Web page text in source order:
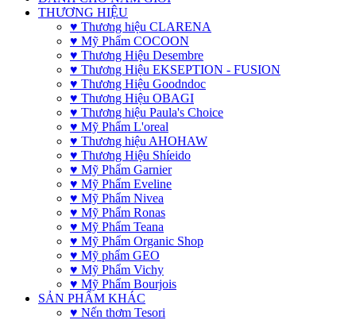
THƯƠNG HIỆU
♥ Thương hiệu CLARENA
♥ Mỹ Phẩm COCOON
♥ Thương Hiệu Desembre
♥ Thương Hiệu EKSEPTION - FUSION
♥ Thương Hiệu Goodndoc
♥ Thương Hiệu OBAGI
♥ Thương hiệu Paula's Choice
♥ Mỹ Phẩm L'oreal
♥ Thương hiệu AHOHAW
♥ Thương Hiệu Shíeido
♥ Mỹ Phẩm Garnier
♥ Mỹ Phẩm Eveline
♥ Mỹ Phẩm Nivea
♥ Mỹ Phẩm Ronas
♥ Mỹ Phẩm Teana
♥ Mỹ Phẩm Organic Shop
♥ Mỹ phẩm GEO
♥ Mỹ Phẩm Vichy
♥ Mỹ Phẩm Bourjois
SẢN PHẨM KHÁC
♥ Nến thơm Tesori